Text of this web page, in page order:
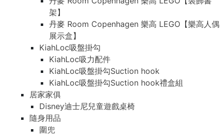
架】
丹麥 Room Copenhagen 樂高 LEGO【樂高人偶
展示盒】
KiahLoc吸盤掛勾
KiahLoc吸力配件
KiahLoc吸盤掛勾Suction hook
KiahLoc吸盤掛勾Suction hook禮盒組
居家家俱
Disney迪士尼兒童遊戲桌椅
隨身用品
圍兜